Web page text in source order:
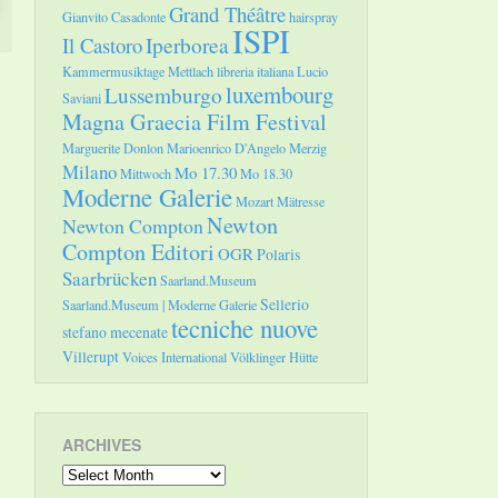
Gianvito CasadonteGrand Théâtrehairspray
Il CastoroIperboreaISPI
Kammermusiktage Mettlachlibreria italianaLucio
SavianiLussemburgoluxembourg
Magna Graecia Film Festival
Marguerite DonlonMarioenrico D'AngeloMerzig
MilanoMittwochMo 17.30Mo 18.30
Moderne GalerieMozartMätresse
Newton ComptonNewton
Compton Editori OGRPolaris
SaarbrückenSaarland.Museum
Saarland.Museum | Moderne GalerieSellerio
stefano mecenatetecniche nuove
VilleruptVoices InternationalVölklinger Hütte
ARCHIVES
Archives